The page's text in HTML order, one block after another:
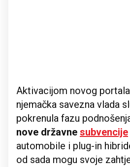
Aktivacijom novog
njemačka savezna vlada
pokrenula fazu
nove državne subvencije
automobile i plug-in
od sada mogu svoje